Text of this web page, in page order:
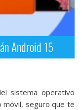
Android 15
sistema operativo
seguro que te